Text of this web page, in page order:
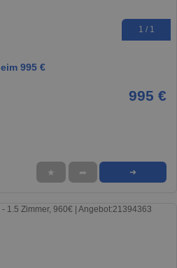
1 / 1
995 €
995 €
★ ➦ ➜